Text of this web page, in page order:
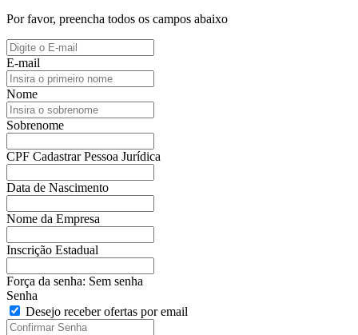
Por favor, preencha todos os campos abaixo
E-mail
Nome
Sobrenome
CPF Cadastrar Pessoa Jurídica
Data de Nascimento
Nome da Empresa
Inscrição Estadual
Força da senha: Sem senha
Senha
Desejo receber ofertas por email